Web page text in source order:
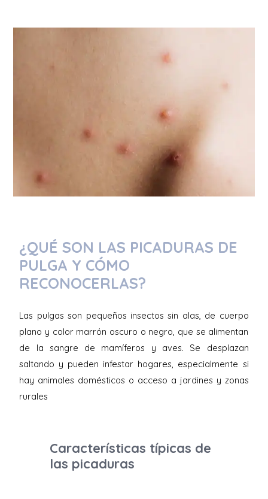
¿QUÉ SON LAS PICADURAS DE
PULGA Y CÓMO
RECONOCERLAS?
Las pulgas son pequeños insectos sin alas, de cuerpo
plano y color marrón oscuro o negro, que se alimentan
de la sangre de mamíferos y aves. Se desplazan
saltando y pueden infestar hogares, especialmente si
hay animales domésticos o acceso a jardines y zonas
rurales
Características típicas de
las picaduras